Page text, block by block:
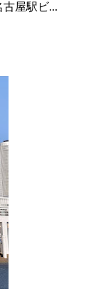
屋駅ビ...